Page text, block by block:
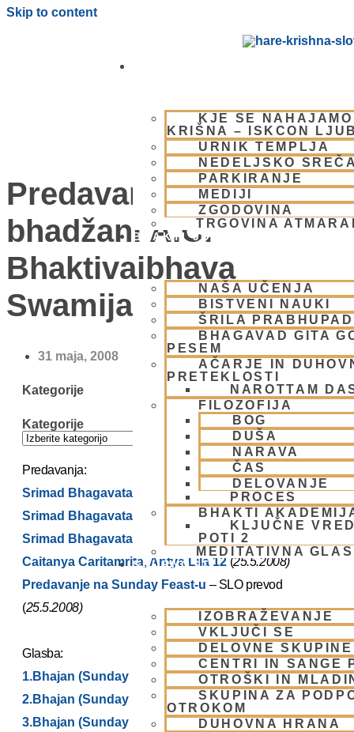
Skip to content
KJE SE
KRIŠNA – ISKCON
URNIK TEMPLJA
NEDELJSKO
PARKIRANJE
MEDIJI
ZGODOVINA
TRGOVINA
BHAKTI JOGA
NAŠA UČENJA
BISTVENI NAUKI
ŠRILA
BHAGAVAD GITA
PESEM
AČARJE IN
PRETEKLOSTI
NAROTTAM
FILOZOFIJA
BOG
DUŠA
NARAVA
ČAS
DELOVANJE
PROCES
BHAKTI
KLJUČNE
POTI 2
MEDITATIVNA
SKUPNOST
IZOBRAŽEVANJE
VKLJUČI SE
DELOVNE SKUPINE
CENTRI IN SANGE
OTROŠKI IN
SKUPINA ZA
OTROKOM
DUHOVNA HRANA
Predavanja in
bhadžani A.C.
Bhaktivaibhava
Swamija (mp3)
31 maja, 2008
Kategorije
Kategorije
Predavanja:
Srimad Bhagavatam 3.22.10(
24.5.2008)
Srimad Bhagavatam 3.22.11
26.5.2008)
Srimad Bhagavatam 3.22.12
27.5.2008)
Caitanya Caritamrita, Antya Lila 12 (25.5.2008)
Predavanje na Sunday Feast-u – SLO prevod
(25.5.2008)
Glasba:
1.Bhajan (Sunday Feast)(25.5.2008)
2.Bhajan (Sunday Feast)
25.5.2008)
3.Bhajan (Sunday Feast)(25.5.2008)